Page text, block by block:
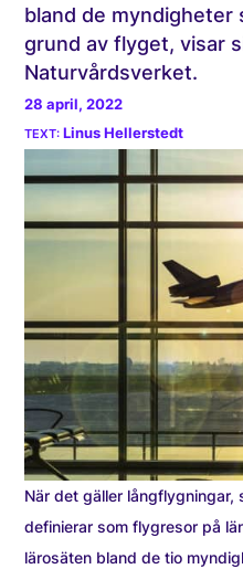
bland de myndigheter
grund av flyget, visar
Naturvårdsverket.
28 april, 2022
Linus Hellerstedt
När det gäller långflygningar,
definierar som flygresor på
lärosäten bland de tio